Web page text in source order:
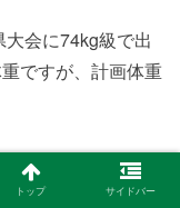
会に74kg級で出
ですが、計画体重
はずでした。
トップ サイドバー